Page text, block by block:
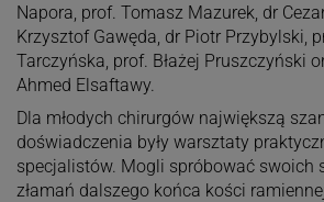
Napora, prof. Tomasz Mazurek, dr
Krzysztof Gawęda, dr Piotr Przybylski,
Tarczyńska, prof. Błażej Pruszczyński
Ahmed Elsaftawy.
Dla młodych chirurgów największą
doświadczenia były warsztaty
specjalistów. Mogli spróbować swoich
złamań dalszego końca kości